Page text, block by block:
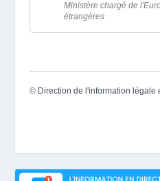
Ministère chargé de
étrangères
© Direction de l'information légale